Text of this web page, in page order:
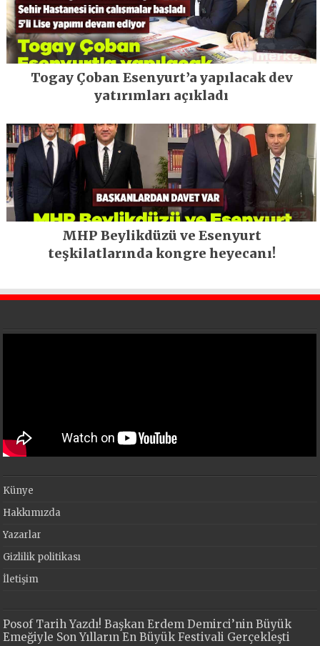
Togay Çoban Esenyurt’a yapılacak dev
yatırımları açıkladı
MHP Beylikdüzü ve Esenyurt
teşkilatlarında kongre heyecanı!
Künye
Hakkımızda
Yazarlar
Gizlilik politikası
İletişim
Posof Tarih Yazdı! Başkan Erdem Demirci’nin Büyük
Emeğiyle Son Yılların En Büyük Festivali Gerçekleşti